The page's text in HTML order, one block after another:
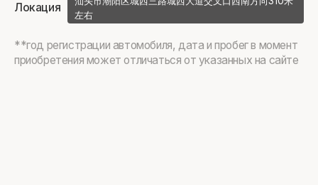
Локация
左右
**год регистрации автомобиля, дата и пробег в момент
приобретения может отличаться от указанных на сайте